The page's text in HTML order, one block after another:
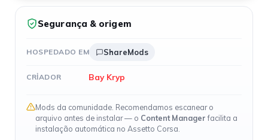
Segurança & origem
HOSPEDADO EM ShareMods
CRIADOR Bay Kryp
Mods da comunidade. Recomendamos escanear o
arquivo antes de instalar — o Content Managerfacilita a
instalação automática no Assetto Corsa.